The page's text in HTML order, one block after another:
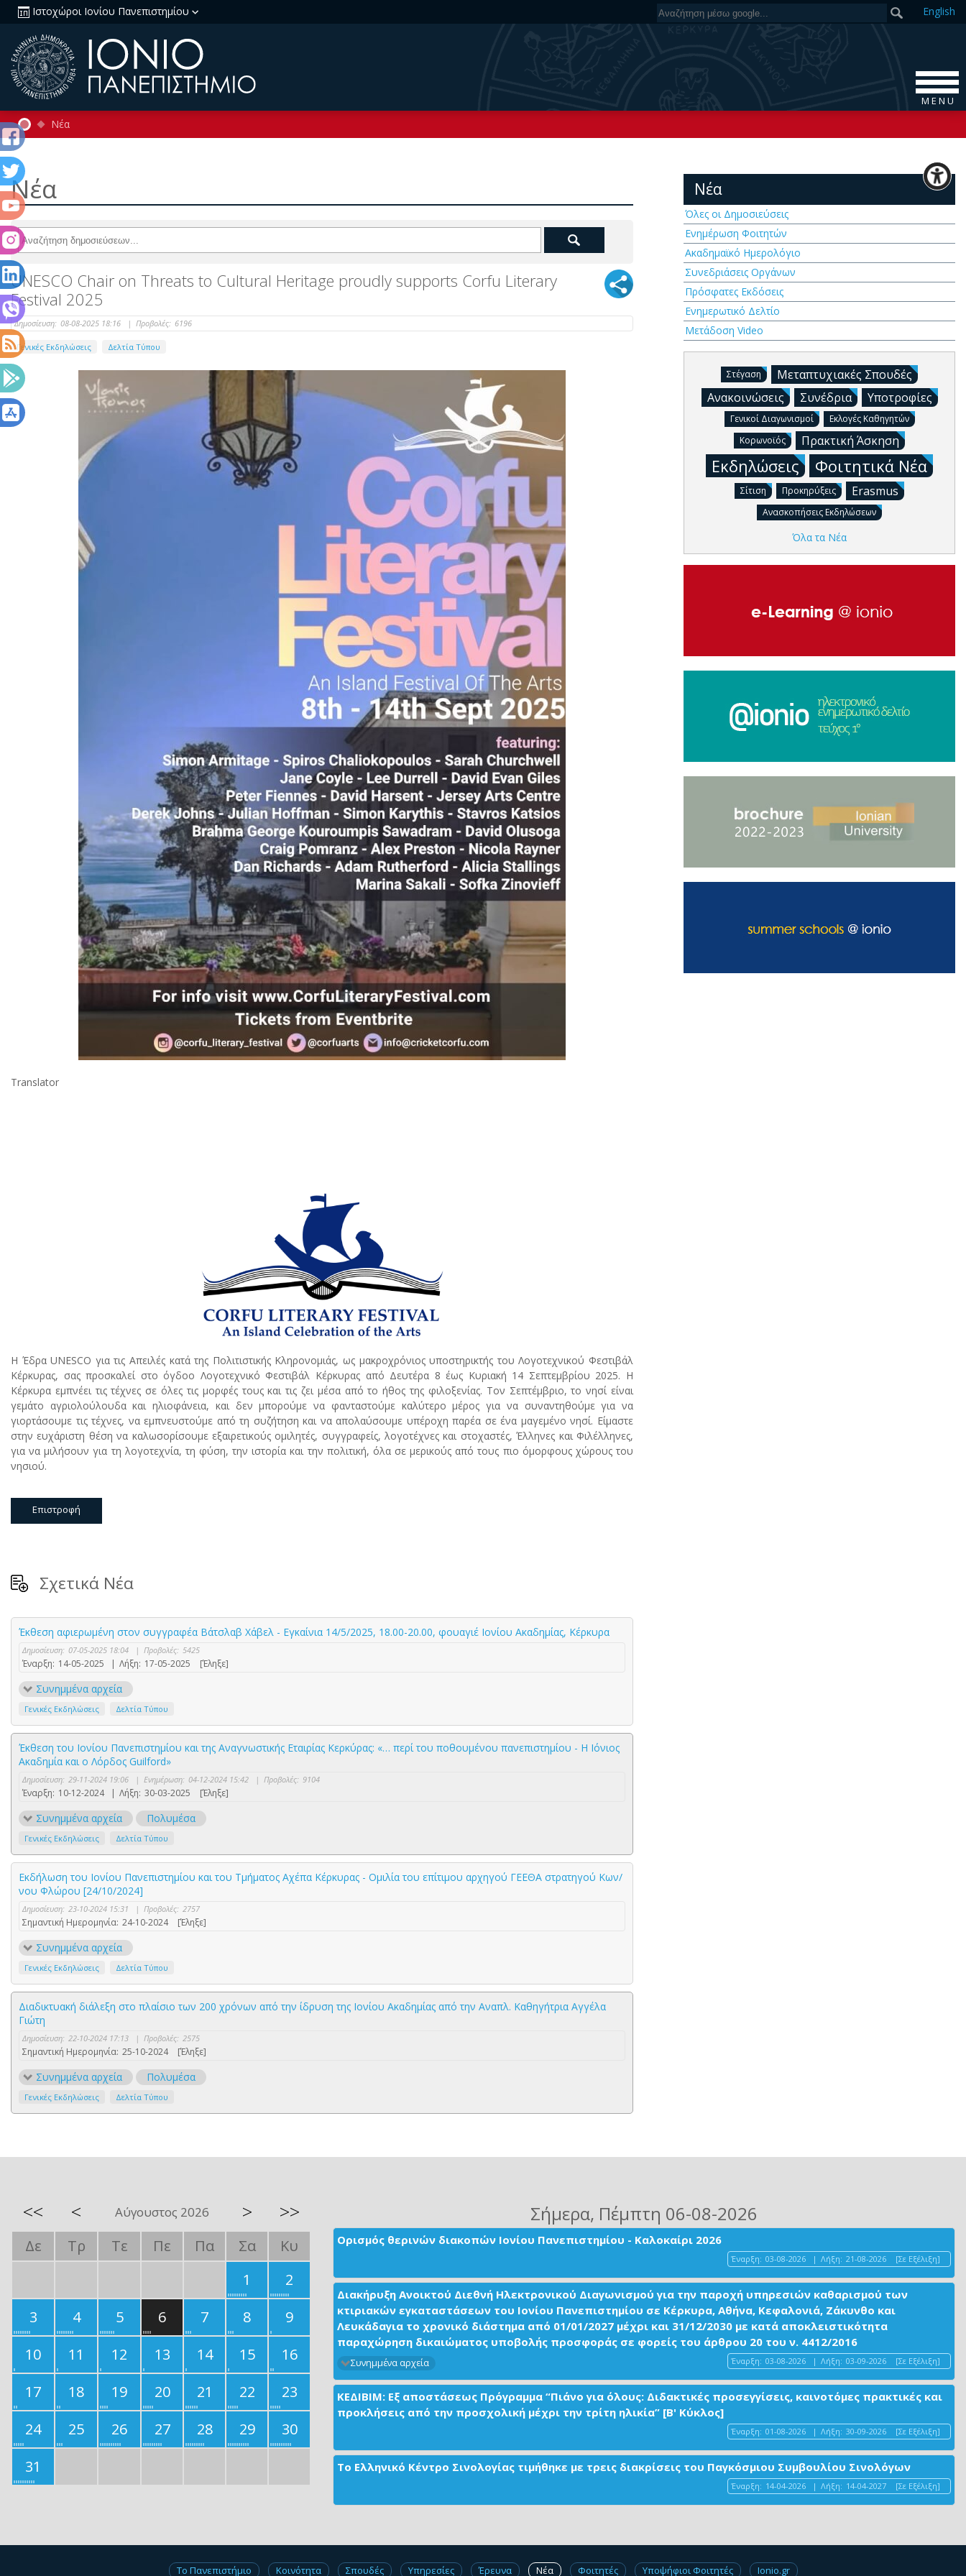
Ιστοχώροι Ιονίου Πανεπιστημίου English
M E N U
Νέα
Νέα
UNESCO Chair on Threats to Cultural Heritage proudly supports Corfu Literary
Festival 2025
Δημοσίευση: 08-08-2025 18:16 | Προβολές: 6196
Γενικές Εκδηλώσεις Δελτία Τύπου
Translator
Η Έδρα UNESCO για τις Απειλές κατά της Πολιτιστικής Κληρονομιάς, ως μακροχρόνιος υποστηρικτής του Λογοτεχνικού Φεστιβάλ
Κέρκυρας, σας προσκαλεί στο όγδοο Λογοτεχνικό Φεστιβάλ Κέρκυρας από Δευτέρα 8 έως Κυριακή 14 Σεπτεμβρίου 2025. Η
Κέρκυρα εμπνέει τις τέχνες σε όλες τις μορφές τους και τις ζει μέσα από το ήθος της φιλοξενίας. Τον Σεπτέμβριο, το νησί είναι
γεμάτο αγριολούλουδα και ηλιοφάνεια, και δεν μπορούμε να φανταστούμε καλύτερο μέρος για να συναντηθούμε για να
γιορτάσουμε τις τέχνες, να εμπνευστούμε από τη συζήτηση και να απολαύσουμε υπέροχη παρέα σε ένα μαγεμένο νησί. Είμαστε
στην ευχάριστη θέση να καλωσορίσουμε εξαιρετικούς ομιλητές, συγγραφείς, λογοτέχνες και στοχαστές, Έλληνες και Φιλέλληνες,
για να μιλήσουν για τη λογοτεχνία, τη φύση, την ιστορία και την πολιτική, όλα σε μερικούς από τους πιο όμορφους χώρους του
νησιού.
Επιστροφή
Σχετικά Νέα
Έκθεση αφιερωμένη στον συγγραφέα Βάτσλαβ Χάβελ - Εγκαίνια 14/5/2025, 18.00-20.00, φουαγιέ Ιονίου Ακαδημίας, Κέρκυρα
Δημοσίευση: 07-05-2025 18:04 | Προβολές: 5425
Έναρξη: 14-05-2025 | Λήξη: 17-05-2025 [Έληξε]
Συνημμένα αρχεία
Γενικές Εκδηλώσεις Δελτία Τύπου
Έκθεση του Ιονίου Πανεπιστημίου και της Αναγνωστικής Εταιρίας Κερκύρας: «… περί του ποθουμένου πανεπιστημίου - Η Ιόνιος
Ακαδημία και ο Λόρδος Guilford»
Δημοσίευση: 29-11-2024 19:06 | Ενημέρωση: 04-12-2024 15:42 | Προβολές: 9104
Έναρξη: 10-12-2024 | Λήξη: 30-03-2025 [Έληξε]
Συνημμένα αρχεία Πολυμέσα
Γενικές Εκδηλώσεις Δελτία Τύπου
Εκδήλωση του Ιονίου Πανεπιστημίου και του Τμήματος Αχέπα Κέρκυρας - Ομιλία του επίτιμου αρχηγού ΓΕΕΘΑ στρατηγού Κων/
νου Φλώρου [24/10/2024]
Δημοσίευση: 23-10-2024 15:31 | Προβολές: 2757
Σημαντική Ημερομηνία: 24-10-2024 [Έληξε]
Συνημμένα αρχεία
Γενικές Εκδηλώσεις Δελτία Τύπου
Διαδικτυακή διάλεξη στο πλαίσιο των 200 χρόνων από την ίδρυση της Ιονίου Ακαδημίας από την Αναπλ. Καθηγήτρια Αγγέλα
Γιώτη
Δημοσίευση: 22-10-2024 17:13 | Προβολές: 2575
Σημαντική Ημερομηνία: 25-10-2024 [Έληξε]
Συνημμένα αρχεία Πολυμέσα
Γενικές Εκδηλώσεις Δελτία Τύπου
Νέα
Όλες οι Δημοσιεύσεις
Ενημέρωση Φοιτητών
Ακαδημαϊκό Ημερολόγιο
Συνεδριάσεις Οργάνων
Πρόσφατες Εκδόσεις
Ενημερωτικό Δελτίο
Μετάδοση Video
Στέγαση
Μεταπτυχιακές Σπουδές
Ανακοινώσεις
Συνέδρια Υποτροφίες
Γενικοί Διαγωνισμοί
Εκλογές Καθηγητών
Κορωνοϊός
Πρακτική Άσκηση
Εκδηλώσεις Φοιτητικά Νέα
Σίτιση Προκηρύξεις Erasmus
Ανασκοπήσεις Εκδηλώσεων
Όλα τα Νέα
<< < Αύγουστος 2026 > >>
Δε Τρ Τε Πε Πα Σα
Κυ
1
2
3
4 5 6 7 8
9
10
11 12 13 14 15
16
17
18 19 20 21 22
23
24
25 26 27 28 29
30
31
Σήμερα, Πέμπτη 06-08-2026
Ορισμός θερινών διακοπών Ιονίου Πανεπιστημίου - Καλοκαίρι 2026
Έναρξη: 03-08-2026 | Λήξη: 21-08-2026 [Σε Εξέλιξη]
Διακήρυξη Ανοικτού Διεθνή Ηλεκτρονικού Διαγωνισμού για την παροχή υπηρεσιών καθαρισμού των
κτιριακών εγκαταστάσεων του Ιονίου Πανεπιστημίου σε Κέρκυρα, Αθήνα, Κεφαλονιά, Ζάκυνθο και
Λευκάδαγια το χρονικό διάστημα από 01/01/2027 μέχρι και 31/12/2030 με κατά αποκλειστικότητα
παραχώρηση δικαιώματος υποβολής προσφοράς σε φορείς του άρθρου 20 του ν. 4412/2016
Έναρξη: 03-08-2026 | Λήξη: 03-09-2026 [Σε Εξέλιξη]
Συνημμένα αρχεία
ΚΕΔΙΒΙΜ: Εξ αποστάσεως Πρόγραμμα “Πιάνο για όλους: Διδακτικές προσεγγίσεις, καινοτόμες πρακτικές και
προκλήσεις από την προσχολική μέχρι την τρίτη ηλικία” [Β' Κύκλος]
Έναρξη: 01-08-2026 | Λήξη: 30-09-2026 [Σε Εξέλιξη]
Το Ελληνικό Κέντρο Σινολογίας τιμήθηκε με τρεις διακρίσεις του Παγκόσμιου Συμβουλίου Σινολόγων
Έναρξη: 14-04-2026 | Λήξη: 14-04-2027 [Σε Εξέλιξη]
Το Πανεπιστήμιο Κοινότητα Σπουδές Υπηρεσίες Έρευνα Νέα Φοιτητές Υποψήφιοι Φοιτητές Ionio.gr